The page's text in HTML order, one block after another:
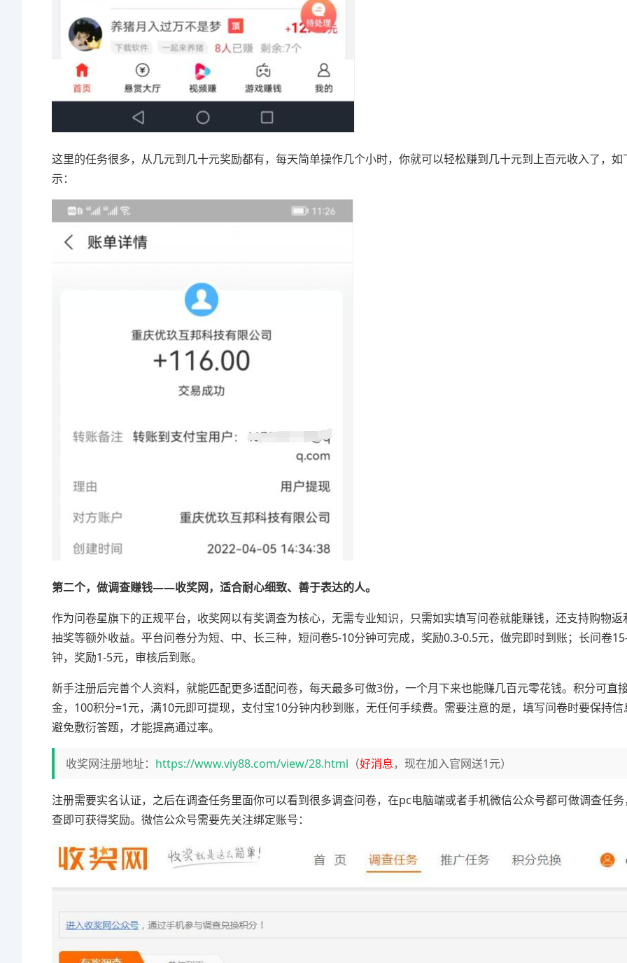
这里的任务很多，从几元到几十元奖励都有，每天简单操作几个小时，你就可以轻松赚到几十元到上百元收入了，如
示：
第二个，做调查赚钱——收奖网，适合耐心细致、善于表达的人。
作为问卷星旗下的正规平台，收奖网以有奖调查为核心，无需专业知识，只需如实填写问卷就能赚钱，还支持购物返
抽奖等额外收益。平台问卷分为短、中、长三种，短问卷5-10分钟可完成，奖励0.3-0.5元，做完即时到账；长问卷
钟，奖励1-5元，审核后到账。
新手注册后完善个人资料，就能匹配更多适配问卷，每天最多可做3份，一个月下来也能赚几百元零花钱。积分可直
金，100积分=1元，满10元即可提现，支付宝10分钟内秒到账，无任何手续费。需要注意的是，填写问卷时要保持信
避免敷衍答题，才能提高通过率。
收奖网注册地址： https://www.viy88.com/view/28.html （好消息，现在加入官网送1元）
注册需要实名认证，之后在调查任务里面你可以看到很多调查问卷，在pc电脑端或者手机微信公众号都可做调查任
查即可获得奖励。微信公众号需要先关注绑定账号：